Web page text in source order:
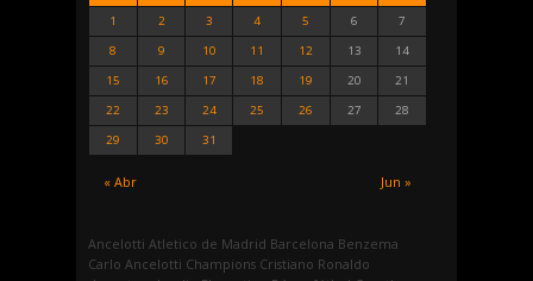
« Abr Jun »
1 2 3 4 5 6
7
8
9 10 11 12 13
14
15
16 17 18 19 20
21
22
23 24 25 26 27
28
29
30 31
Ancelotti Atletico de Madrid Barcelona Benzema
Carlo Ancelotti Champions Cristiano Ronaldo